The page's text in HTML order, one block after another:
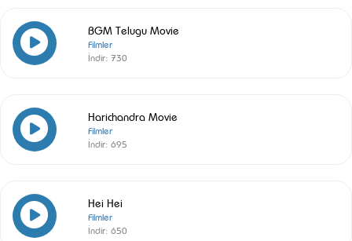
BGM Telugu Movie
Filmler
İndir: 730
Harichandra Movie
Filmler
İndir: 695
Hei Hei
Filmler
İndir: 650